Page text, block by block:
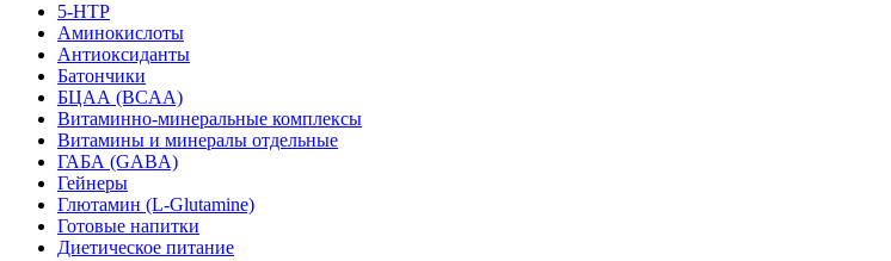
5-HTP
Аминокислоты
Антиоксиданты
Батончики
БЦАА (BCAA)
Витаминно-минеральные комплексы
Витамины и минералы отдельные
ГАБА (GABA)
Гейнеры
Глютамин (L-Glutamine)
Готовые напитки
Диетическое питание